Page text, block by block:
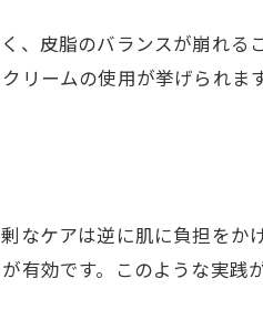
、皮脂のバランスが崩れる
リームの使用が挙げられま
なケアは逆に肌に負担をか
有効です。このような実践